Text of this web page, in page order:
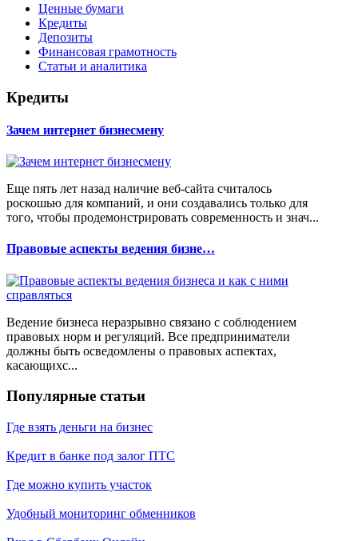
Ценные бумаги
Кредиты
Депозиты
Финансовая грамотность
Статьи и аналитика
Кредиты
Зачем интернет бизнесмену
Еще пять лет назад наличие веб-сайта считалось
роскошью для компаний, и они создавались только для
того, чтобы продемонстрировать современность и знач...
Правовые аспекты ведения бизне…
Ведение бизнеса неразрывно связано с соблюдением
правовых норм и регуляций. Все предприниматели
должны быть осведомлены о правовых аспектах,
касающихс...
Популярные статьи
Где взять деньги на бизнес
Кредит в банке под залог ПТС
Где можно купить участок
Удобный мониторинг обменников